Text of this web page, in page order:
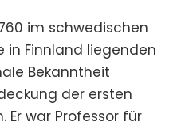
im schwedischen
in Finnland liegenden
Bekanntheit
der ersten
Er war Professor für